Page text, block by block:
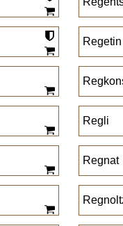
Regetin
Regli
Regnat